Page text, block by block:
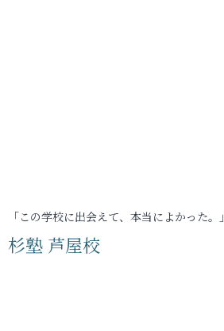
「この学校に出会えて、本当によかった。」
杉塾 芦屋校